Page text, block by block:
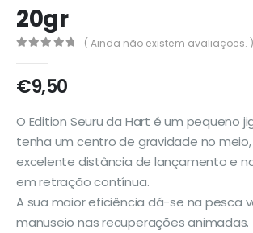
20gr
( Ainda não existem avaliações. )
€9,50
O Edition Seuru da Hart é um pequeno
tenha um centro de gravidade no
excelente distância de lançamento e
em retração contínua.
A sua maior eficiência dá-se na pesca
manuseio nas recuperações animadas.